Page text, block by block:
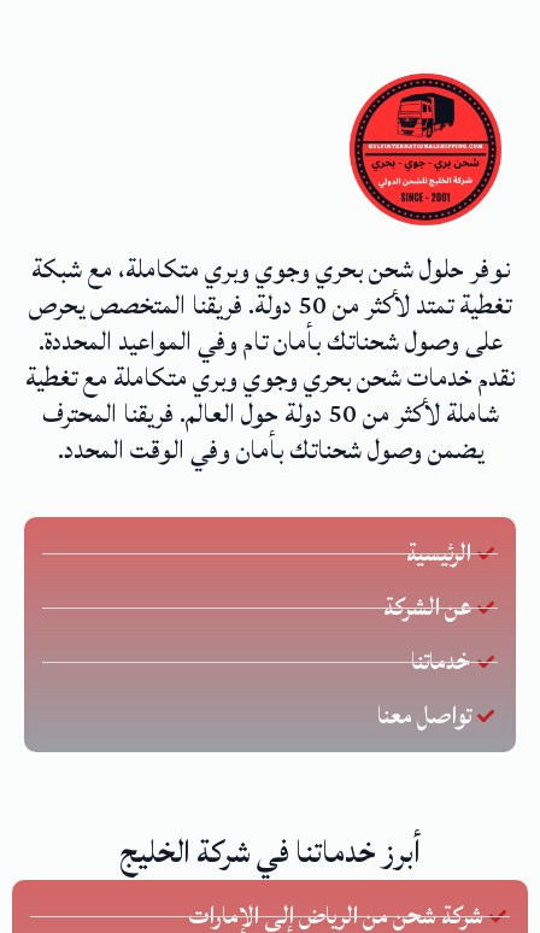
نوفر حلول شحن بحري وجوي وبري متكاملة، مع شبكة
تغطية تمتد لأكثر من 50 دولة. فريقنا المتخصص يحرص
على وصول شحناتك بأمان تام وفي المواعيد المحددة.
نقدم خدمات شحن بحري وجوي وبري متكاملة مع تغطية
شاملة لأكثر من 50 دولة حول العالم. فريقنا المحترف
يضمن وصول شحناتك بأمان وفي الوقت المحدد.
الرئيسية
عن الشركة
خدماتنا
تواصل معنا
أبرز خدماتنا في شركة الخليج
شركة شحن من الرياض إلى الإمارات